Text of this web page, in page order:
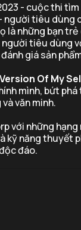
- cuộc thi
người tiêu dùng
là những bạn trẻ
tiêu dùng
giá sản
Of My
mình, bứt
văn minh.
với những
kỹ năng thuyết
đáo.